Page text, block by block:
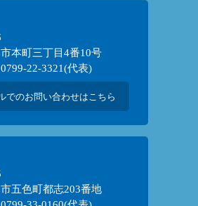
本町三丁目4番10号
22-3321(代表)
でのお問い合わせはこちら
五色町都志203番地